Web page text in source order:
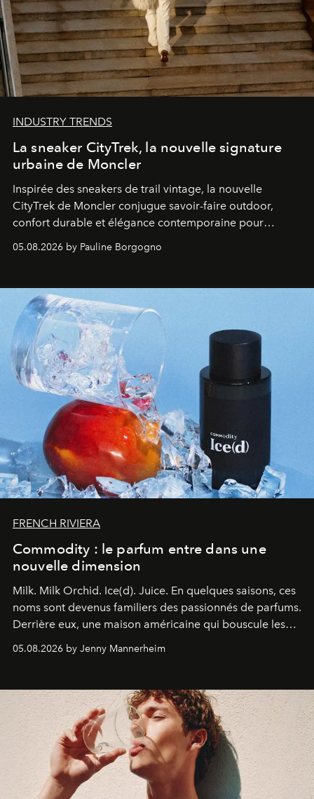
INDUSTRY TRENDS
La sneaker CityTrek, la nouvelle signature
urbaine de Moncler
Inspirée des sneakers de trail vintage, la nouvelle
CityTrek de Moncler conjugue savoir-faire outdoor,
confort durable et élégance contemporaine pour
05.08.2026 by Pauline Borgogno
FRENCH RIVIERA
Commodity : le parfum entre dans une
nouvelle dimension
Milk. Milk Orchid. Ice(d). Juice. En quelques saisons, ces
noms sont devenus familiers des passionnés de parfums.
Derrière eux, une maison américaine qui bouscule les
une approche aussi intuitive que personnelle :
05.08.2026 by Jenny Mannerheim